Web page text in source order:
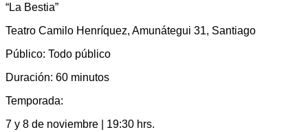
“La Bestia”
Teatro Camilo Henríquez, Amunátegui 31, Santiago
Público: Todo público
Duración: 60 minutos
Temporada:
7 y 8 de noviembre | 19:30 hrs.